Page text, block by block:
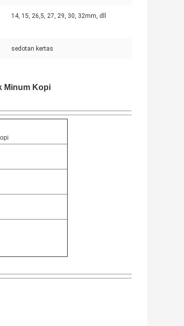
14, 15, 26,5, 27, 29, 30, 32mm, dll
sedotan kertas
Minum Kopi